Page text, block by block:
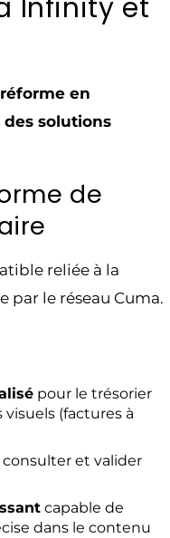
Infinity et
en
solutions
de
reliée à la
par le réseau Cuma.
pour le trésorier
(factures à
et valider
capable de
dans le contenu